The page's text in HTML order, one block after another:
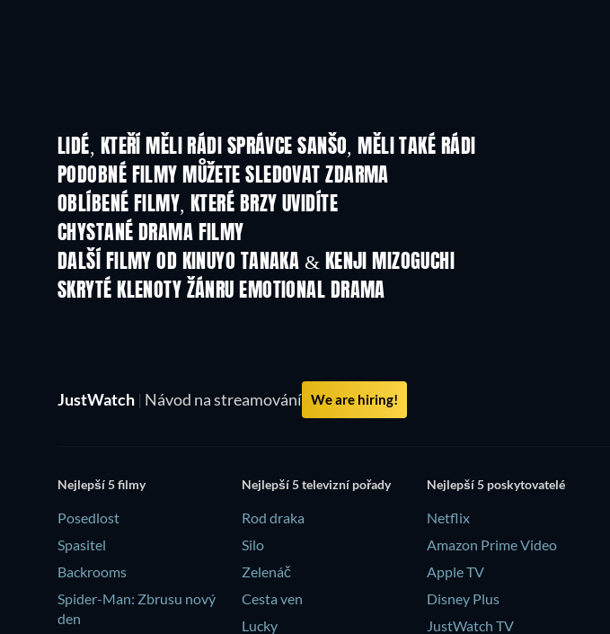
LIDÉ, KTEŘÍ MĚLI RÁDI SPRÁVCE SANŠO, MĚLI TAKÉ RÁDI
PODOBNÉ FILMY MŮŽETE SLEDOVAT ZDARMA
OBLÍBENÉ FILMY, KTERÉ BRZY UVIDÍTE
CHYSTANÉ DRAMA FILMY
DALŠÍ FILMY OD KINUYO TANAKA & KENJI MIZOGUCHI
SKRYTÉ KLENOTY ŽÁNRU EMOTIONAL DRAMA
JustWatch | Návod na streamování We are hiring!
Nejlepší 5 filmy
Posedlost
Spasitel
Backrooms
Spider-Man: Zbrusu nový
den
Nejlepší 5 televizní pořady
Rod draka
Silo
Zelenáč
Cesta ven
Lucky
Nejlepší 5 poskytovatelé
Netflix
Amazon Prime Video
Apple TV
Disney Plus
JustWatch TV